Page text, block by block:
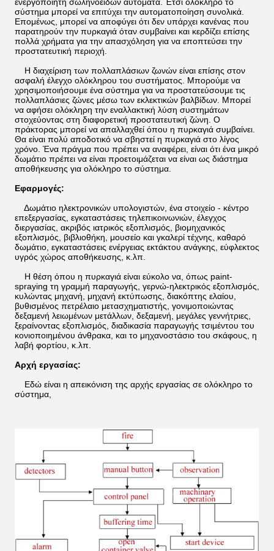
ενεργοποιητή σωληνοειδών αυτόματα. Έτσι ολόκληρο το
σύστημα μπορεί να επιτύχει την αυτοματοποίηση συνολικά.
Επομένως, μπορεί να αποφύγει ότι δεν υπάρχει κανένας που
παρατηρούν την πυρκαγιά όταν συμβαίνει και κερδίζει επίσης
πολλά χρήματα για την απασχόληση για να εποπτεύσει την
προστατευτική περιοχή.
Η διαχείριση των πολλαπλάσιων ζωνών είναι επίσης στον
ασφαλή έλεγχο ολόκληρου του συστήματος. Μπορούμε να
χρησιμοποιήσουμε ένα σύστημα για να προστατεύσουμε τις
πολλαπλάσιες ζώνες μέσω των εκλεκτικών βαλβίδων. Μπορεί
να αφήσει ολόκληρη την εναλλακτική λύση συστημάτων
στοχεύοντας στη διαφορετική προστατευτική ζώνη. Ο
πράκτορας μπορεί να απαλλαχθεί όπου η πυρκαγιά συμβαίνει.
Θα είναι πολύ αποδοτικό να σβηστεί η πυρκαγιά στο λίγος
χρόνο. Ένα πράγμα που πρέπει να αναφέρει, είναι ότι ένα μικρό
δωμάτιο πρέπει να είναι προετοιμάζεται να είναι ως διάστημα
αποθήκευσης για ολόκληρο το σύστημα.
Εφαρμογές:
Δωμάτιο ηλεκτρονικών υπολογιστών, ένα στοιχείο - κέντρο
επεξεργασίας, εγκαταστάσεις τηλεπικοινωνιών, έλεγχος
διεργασίας, ακριβός ιατρικός εξοπλισμός, βιομηχανικός
εξοπλισμός, βιβλιοθήκη, μουσείο και γκαλερί τέχνης, καθαρό
δωμάτιο, εγκαταστάσεις ενέργειας εκτάκτου ανάγκης, εύφλεκτος
υγρός χώρος αποθήκευσης, κ.λπ.
Η θέση όπου η πυρκαγιά είναι εύκολο να, όπως paint-
spraying τη γραμμή παραγωγής, γερνώ-ηλεκτρικός εξοπλισμός,
κυλώντας μηχανή, μηχανή εκτύπωσης, διακόπτης ελαίου,
βυθισμένος πετρέλαιο μετασχηματιστής, γονιμοποιώντας
δεξαμενή λειωμένων μετάλλων, δεξαμενή, μεγάλες γεννήτριες,
ξεραίνοντας εξοπλισμός, διαδικασία παραγωγής τσιμέντου του
κονιοποιημένου άνθρακα, και το μηχανοστάσιο του σκάφους, η
λαβή φορτίου, κ.λπ.
Αρχή εργασίας:
Εδώ είναι η απεικόνιση της αρχής εργασίας σε ολόκληρο το
σύστημα,